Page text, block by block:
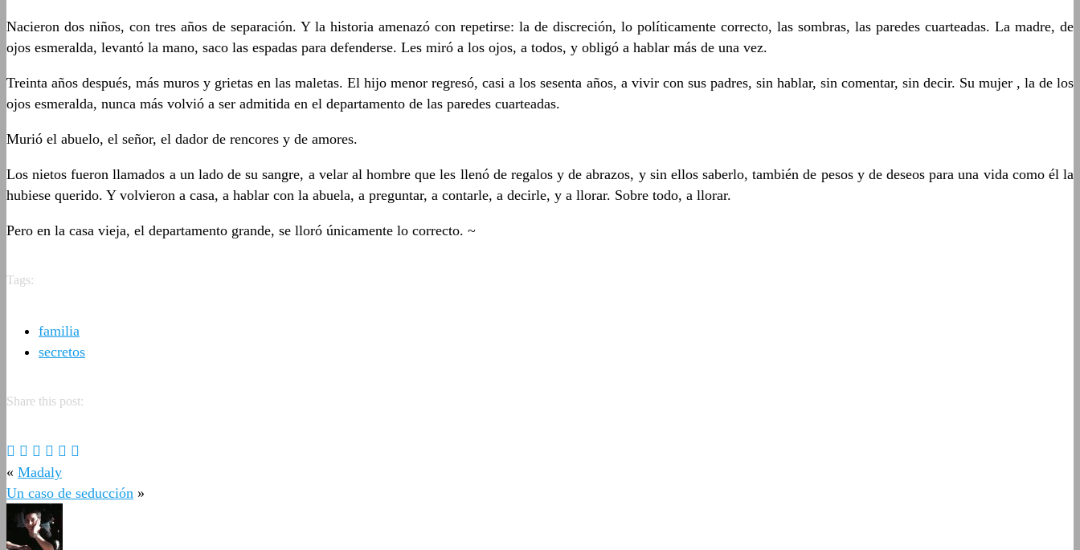
Nacieron dos niños, con tres años de separación. Y la historia amenazó con repetirse: la de discreción, lo políticamente correcto, las sombras, las paredes cuarteadas. La madre, de
ojos esmeralda, levantó la mano, saco las espadas para defenderse. Les miró a los ojos, a todos, y obligó a hablar más de una vez.
Treinta años después, más muros y grietas en las maletas. El hijo menor regresó, casi a los sesenta años, a vivir con sus padres, sin hablar, sin comentar, sin decir. Su mujer , la de los
ojos esmeralda, nunca más volvió a ser admitida en el departamento de las paredes cuarteadas.
Murió el abuelo, el señor, el dador de rencores y de amores.
Los nietos fueron llamados a un lado de su sangre, a velar al hombre que les llenó de regalos y de abrazos, y sin ellos saberlo, también de pesos y de deseos para una vida como él la
hubiese querido. Y volvieron a casa, a hablar con la abuela, a preguntar, a contarle, a decirle, y a llorar. Sobre todo, a llorar.
Pero en la casa vieja, el departamento grande, se lloró únicamente lo correcto. ~
Tags:
familia
secretos
Share this post:
« Madaly
Un caso de seducción »